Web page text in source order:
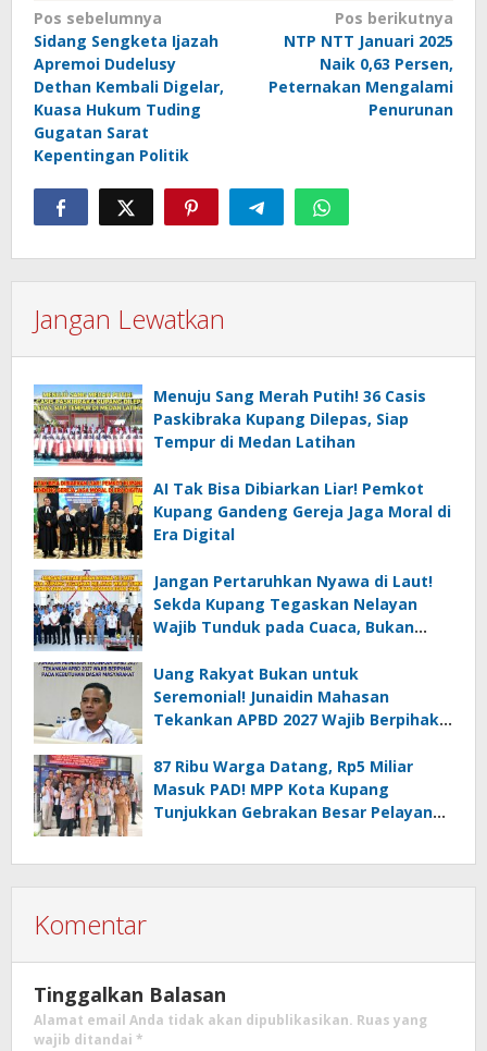
Navigasi
pos
Pos sebelumnya
Sidang Sengketa Ijazah
Apremoi Dudelusy
Dethan Kembali Digelar,
Kuasa Hukum Tuding
Gugatan Sarat
Kepentingan Politik
Pos berikutnya
NTP NTT Januari 2025
Naik 0,63 Persen,
Peternakan Mengalami
Penurunan
Jangan Lewatkan
Menuju Sang Merah Putih! 36 Casis
Paskibraka Kupang Dilepas, Siap
Tempur di Medan Latihan
AI Tak Bisa Dibiarkan Liar! Pemkot
Kupang Gandeng Gereja Jaga Moral di
Era Digital
Jangan Pertaruhkan Nyawa di Laut!
Sekda Kupang Tegaskan Nelayan
Wajib Tunduk pada Cuaca, Bukan
Uang Rakyat Bukan untuk
Seremonial! Junaidin Mahasan
Tekankan APBD 2027 Wajib Berpihak
87 Ribu Warga Datang, Rp5 Miliar
Masuk PAD! MPP Kota Kupang
Tunjukkan Gebrakan Besar Pelayanan
Komentar
Tinggalkan Balasan
Alamat email Anda tidak akan dipublikasikan. Ruas yang
wajib ditandai *